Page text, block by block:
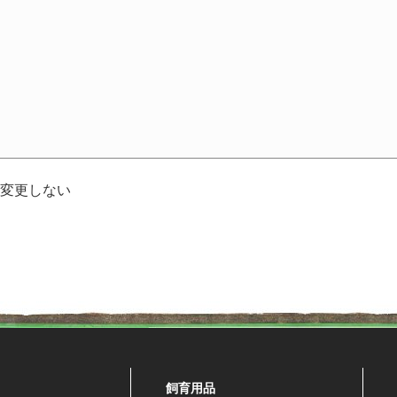
更しない
飼育用品